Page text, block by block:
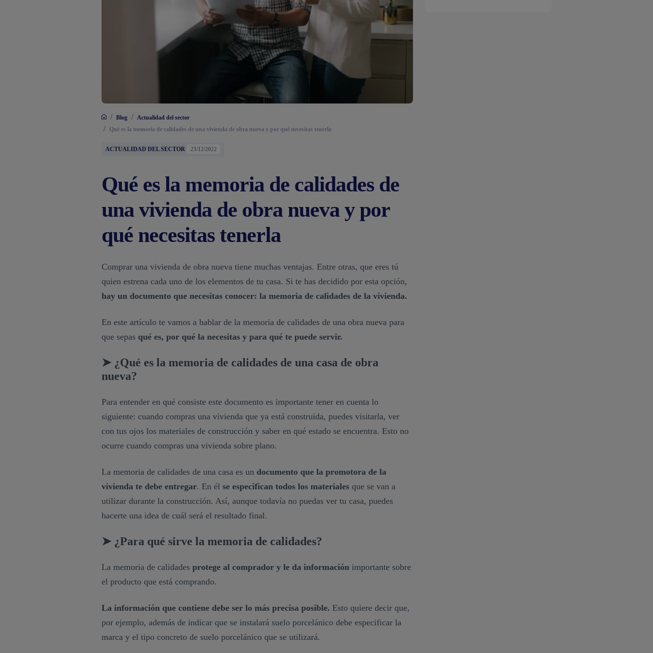
/ Blog / Actualidad del sector
/ Qué es la memoria de calidades de una vivienda de obra nueva y por qué necesitas tenerla
ACTUALIDAD DEL SECTOR 23/12/2022
Qué es la memoria de calidades de
una vivienda de obra nueva y por
qué necesitas tenerla
Comprar una vivienda de obra nueva tiene muchas ventajas. Entre otras, que eres tú
quien estrena cada uno de los elementos de tu casa. Si te has decidido por esta opción,
hay un documento que necesitas conocer: la memoria de calidades de la vivienda.
En este artículo te vamos a hablar de la memoria de calidades de una obra nueva para
que sepas qué es, por qué la necesitas y para qué te puede servir.
➤ ¿Qué es la memoria de calidades de una casa de obra
nueva?
Para entender en qué consiste este documento es importante tener en cuenta lo
siguiente: cuando compras una vivienda que ya está construida, puedes visitarla, ver
con tus ojos los materiales de construcción y saber en qué estado se encuentra. Esto no
ocurre cuando compras una vivienda sobre plano.
La memoria de calidades de una casa es un documento que la promotora de la
vivienda te debe entregar. En él se especifican todos los materiales que se van a
utilizar durante la construcción. Así, aunque todavía no puedas ver tu casa, puedes
hacerte una idea de cuál será el resultado final.
➤ ¿Para qué sirve la memoria de calidades?
La memoria de calidades protege al comprador y le da información importante sobre
el producto que está comprando.
La información que contiene debe ser lo más precisa posible. Esto quiere decir que,
por ejemplo, además de indicar que se instalará suelo porcelánico debe especificar la
marca y el tipo concreto de suelo porcelánico que se utilizará.